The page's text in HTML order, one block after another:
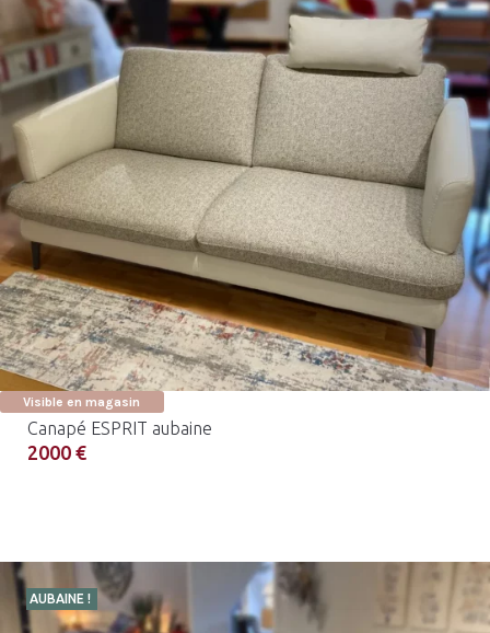
Visible en magasin
Canapé ESPRIT aubaine
2000 €
AUBAINE !